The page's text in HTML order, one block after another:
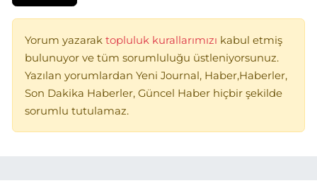
Yorum yazarak topluluk kurallarımızı kabul etmiş
bulunuyor ve tüm sorumluluğu üstleniyorsunuz.
Yazılan yorumlardan Yeni Journal, Haber,Haberler,
Son Dakika Haberler, Güncel Haber hiçbir şekilde
sorumlu tutulamaz.